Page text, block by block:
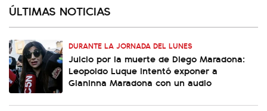
ÚLTIMAS NOTICIAS
DURANTE LA JORNADA DEL LUNES
Juicio por la muerte de Diego Maradona:
Leopoldo Luque intentó exponer a
Gianinna Maradona con un audio